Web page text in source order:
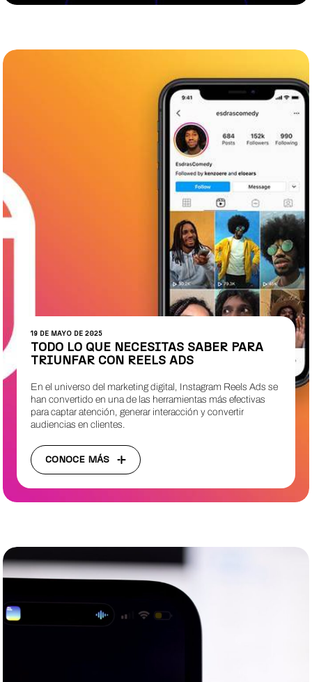
19 DE MAYO DE 2025
TODO LO QUE NECESITAS SABER PARA
TRIUNFAR CON REELS ADS
En el universo del marketing digital, Instagram Reels Ads se
han convertido en una de las herramientas más efectivas
para captar atención, generar interacción y convertir
audiencias en clientes.
CONOCE MÁS